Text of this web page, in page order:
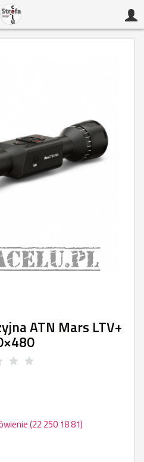
ATN Mars LTV+
(22 250 18 81)